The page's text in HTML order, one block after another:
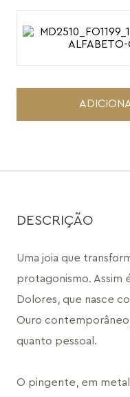
DESCRIÇÃO
Uma joia que
protagonismo. Assim
Dolores, que nasce
Ouro
quanto pessoal.
O pingente, em